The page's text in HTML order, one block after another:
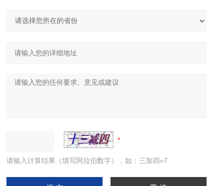
请输入计算结果（填写阿拉伯数字），如：三加四=7